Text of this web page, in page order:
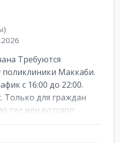
Требуются
поликлиники Маккаби.
с 16:00 до 22:00.
Только для граждан
тел или вотсапп